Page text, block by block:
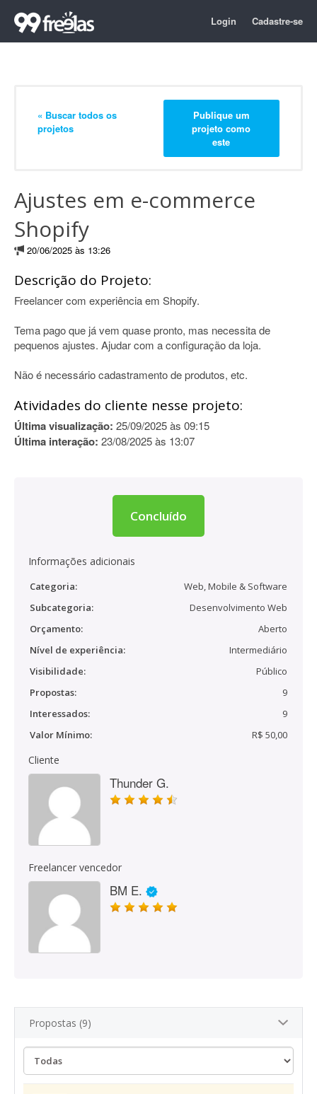
Login Cadastre-se
« Buscar todos os
projetos
Publique um
projeto como
este
Ajustes em e-commerce
Shopify
20/06/2025 às 13:26
Descrição do Projeto:
Freelancer com experiência em Shopify.
Tema pago que já vem quase pronto, mas necessita de
pequenos ajustes. Ajudar com a configuração da loja.
Não é necessário cadastramento de produtos, etc.
Atividades do cliente nesse projeto:
Última visualização: 25/09/2025 às 09:15
Última interação: 23/08/2025 às 13:07
Concluído
Informações adicionais
Categoria:
Web, Mobile & Software
Subcategoria:
Desenvolvimento Web
Orçamento:
Aberto
Nível de experiência:
Intermediário
Visibilidade:
Público
Propostas:
9
Interessados:
9
Valor Mínimo:
R$ 50,00
Cliente
Thunder G.
Freelancer vencedor
BM E.
Propostas (9)